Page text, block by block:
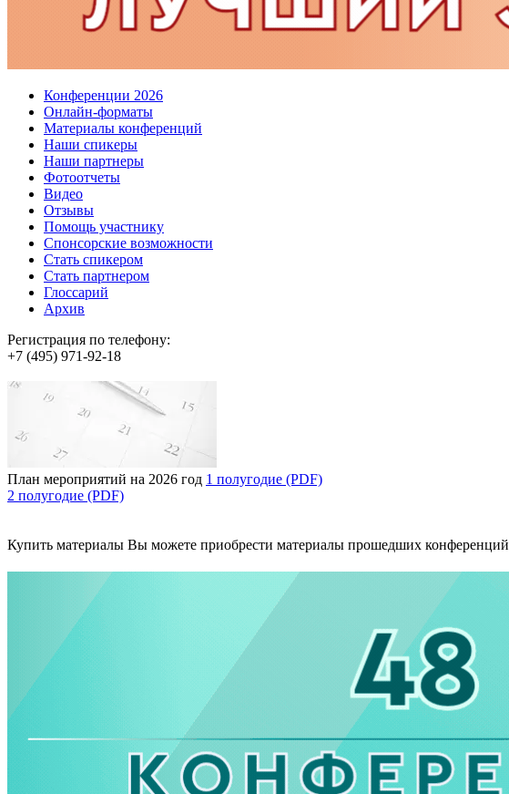
Конференции 2026
Онлайн-форматы
Материалы конференций
Наши спикеры
Наши партнеры
Фотоотчеты
Видео
Отзывы
Помощь участнику
Спонсорские возможности
Стать спикером
Стать партнером
Глоссарий
Архив
Регистрация по телефону:
+7 (495) 971-92-18
План мероприятий на 2026 год 1 полугодие (PDF)
2 полугодие (PDF)
Купить материалы Вы можете приобрести материалы прошедших конференций